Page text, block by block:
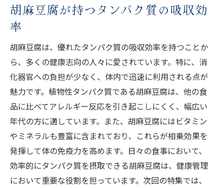
胡麻豆腐が持つタンパク質の吸収効
率
胡麻豆腐は、優れたタンパク質の吸収効率を持つことか
ら、多くの健康志向の人々に愛されています。特に、消
化器官への負担が少なく、体内で迅速に利用される点が
魅力です。植物性タンパク質である胡麻豆腐は、他の食
品に比べてアレルギー反応を引き起こしにくく、幅広い
年代の方に適しています。また、胡麻豆腐にはビタミン
やミネラルも豊富に含まれており、これらが相乗効果を
発揮して体の免疫力を高めます。日々の食事において、
効率的にタンパク質を摂取できる胡麻豆腐は、健康管理
において重要な役割を担っています。次回の特集では、